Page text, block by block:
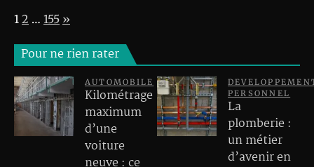
Page:
1 2 … 155 Next
»
Pour ne rien rater
AUTOMOBILE
Kilométrage
maximum
d’une
voiture
PERSONNEL
La
plomberie :
un métier
d’avenir en